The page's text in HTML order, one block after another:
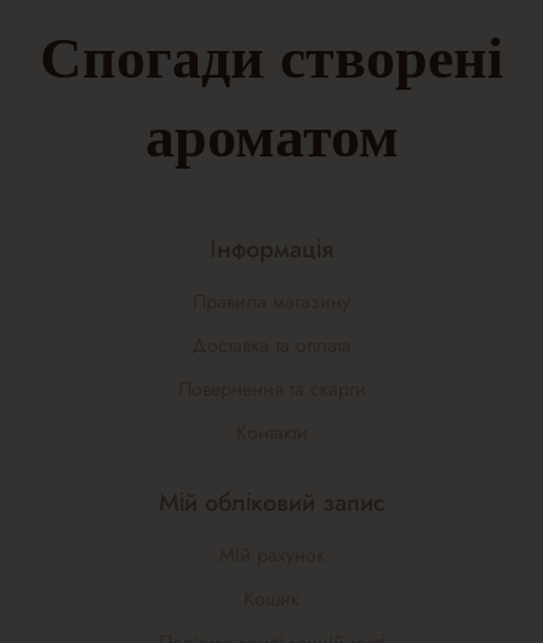
Спогади, створені
ароматом
Інформація
Мій обліковий запис